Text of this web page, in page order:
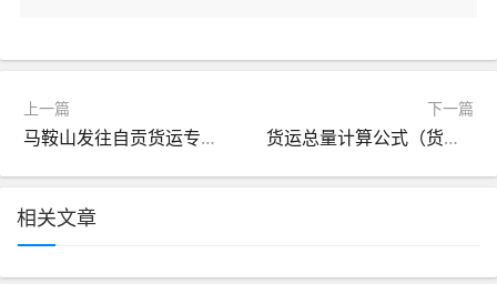
上一篇
马鞍山发往自贡货运专线（马鞍山到含山物流）
下一篇
货运总量计算公式（货运量计算方法）
相关文章